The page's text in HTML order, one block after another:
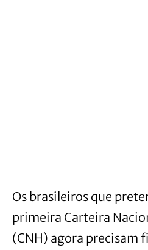
Os brasileiros que
primeira Carteira
(CNH) agora precisam